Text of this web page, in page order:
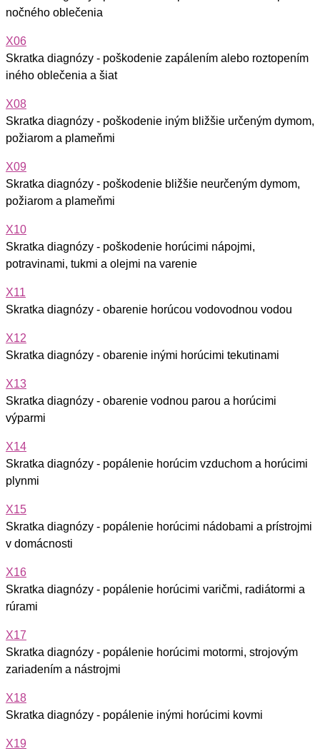
nočného oblečenia
X06
Skratka diagnózy - poškodenie zapálením alebo roztopením
iného oblečenia a šiat
X08
Skratka diagnózy - poškodenie iným bližšie určeným dymom,
požiarom a plameňmi
X09
Skratka diagnózy - poškodenie bližšie neurčeným dymom,
požiarom a plameňmi
X10
Skratka diagnózy - poškodenie horúcimi nápojmi,
potravinami, tukmi a olejmi na varenie
X11
Skratka diagnózy - obarenie horúcou vodovodnou vodou
X12
Skratka diagnózy - obarenie inými horúcimi tekutinami
X13
Skratka diagnózy - obarenie vodnou parou a horúcimi
výparmi
X14
Skratka diagnózy - popálenie horúcim vzduchom a horúcimi
plynmi
X15
Skratka diagnózy - popálenie horúcimi nádobami a prístrojmi
v domácnosti
X16
Skratka diagnózy - popálenie horúcimi varičmi, radiátormi a
rúrami
X17
Skratka diagnózy - popálenie horúcimi motormi, strojovým
zariadením a nástrojmi
X18
Skratka diagnózy - popálenie inými horúcimi kovmi
X19